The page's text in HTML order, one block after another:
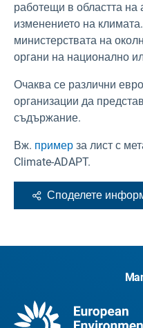
работещи в областта на
изменението на
министерствата на
органи на национално
Очаква се различни
организации да
съдържание.
Вж. пример за лист с
Climate-ADAPT.
Споделете